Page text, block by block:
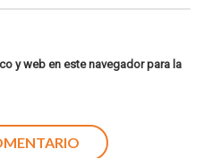
y web en este navegador para la